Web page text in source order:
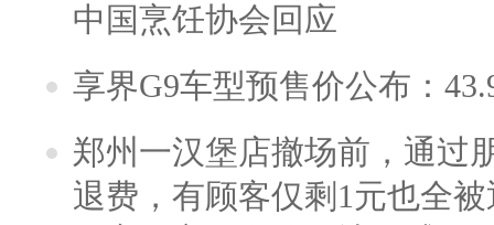
中国烹饪协会回应
享界G9车型预售价公布：
郑州一汉堡店撤场前，通过
退费，有顾客仅剩1元也全